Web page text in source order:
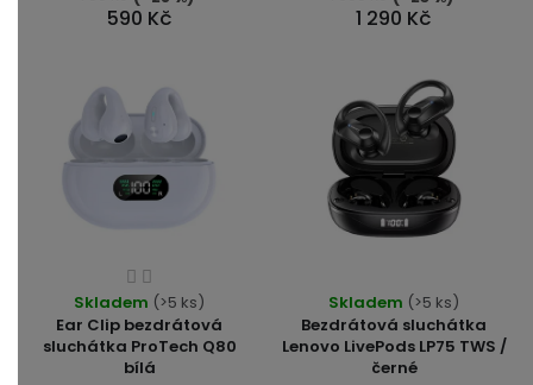
590 Kč 1 290 Kč
Ear Clip bezdrátová
sluchátka ProTech Q80
bílá
hodnocení
produktu
je
Skladem (>5 ks)
Bezdrátová sluchátka
Lenovo LivePods LP75 TWS /
černé
hodnocení
produktu
je
Skladem (>5 ks)